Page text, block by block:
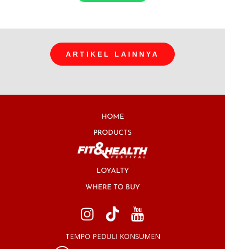
ARTIKEL LAINNYA
HOME
PRODUCTS
LOYALTY
WHERE TO BUY
TEMPO PEDULI KONSUMEN